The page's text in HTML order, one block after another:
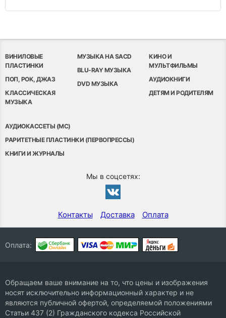
ВИНИЛОВЫЕ
ПЛАСТИНКИ
ПОП, РОК, ДЖАЗ
КЛАССИЧЕСКАЯ
МУЗЫКА
МУЗЫКА НА SACD
BLU-RAY МУЗЫКА
DVD МУЗЫКА
КИНО И
МУЛЬТФИЛЬМЫ
АУДИОКНИГИ
ДЕТЯМ И РОДИТЕЛЯМ
АУДИОКАССЕТЫ (MC)
РАРИТЕТНЫЕ ПЛАСТИНКИ (ПЕРВОПРЕССЫ)
КНИГИ И ЖУРНАЛЫ
Мы в соцсетях:
Контакты Доставка Оплата
Оплата:
Обращаем ваше внимание на то, что цены и изображения
носят исключительно информационный характер и не
являются публичной офертой, определяемой положениями
Статьи 437 (2) Гражданского кодекса Российской